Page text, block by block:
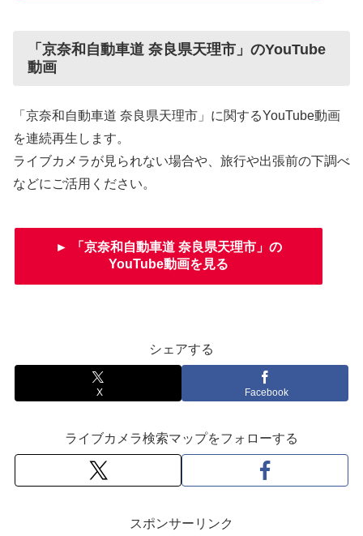
「京奈和自動車道 奈良県天理市」のYouTube
動画
「京奈和自動車道 奈良県天理市」に関するYouTube動画
を連続再生します。
ライブカメラが見られない場合や、旅行や出張前の下調べ
などにご活用ください。
► 「京奈和自動車道 奈良県天理市」の
YouTube動画を見る
シェアする
X Facebook
ライブカメラ検索マップをフォローする
スポンサーリンク